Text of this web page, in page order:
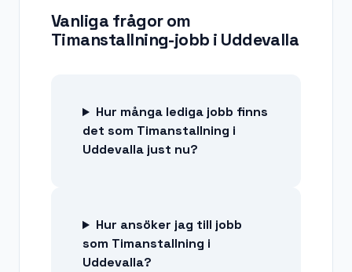
Vanliga frågor om
Timanstallning-jobb i Uddevalla
Hur många lediga jobb finns
det som Timanstallning i
Uddevalla just nu?
Hur ansöker jag till jobb
som Timanstallning i
Uddevalla?